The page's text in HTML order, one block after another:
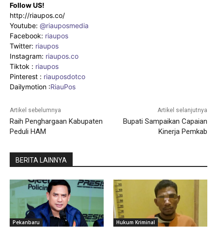
Follow US!
http://riaupos.co/
Youtube: @riauposmedia
Facebook: riaupos
Twitter: riaupos
Instagram: riaupos.co
Tiktok : riaupos
Pinterest : riauposdotco
Dailymotion :RiauPos
Artikel sebelumnya
Raih Penghargaan Kabupaten
Peduli HAM
Artikel selanjutnya
Bupati Sampaikan Capaian
Kinerja Pemkab
BERITA LAINNYA
Pekanbaru Hukum Kriminal